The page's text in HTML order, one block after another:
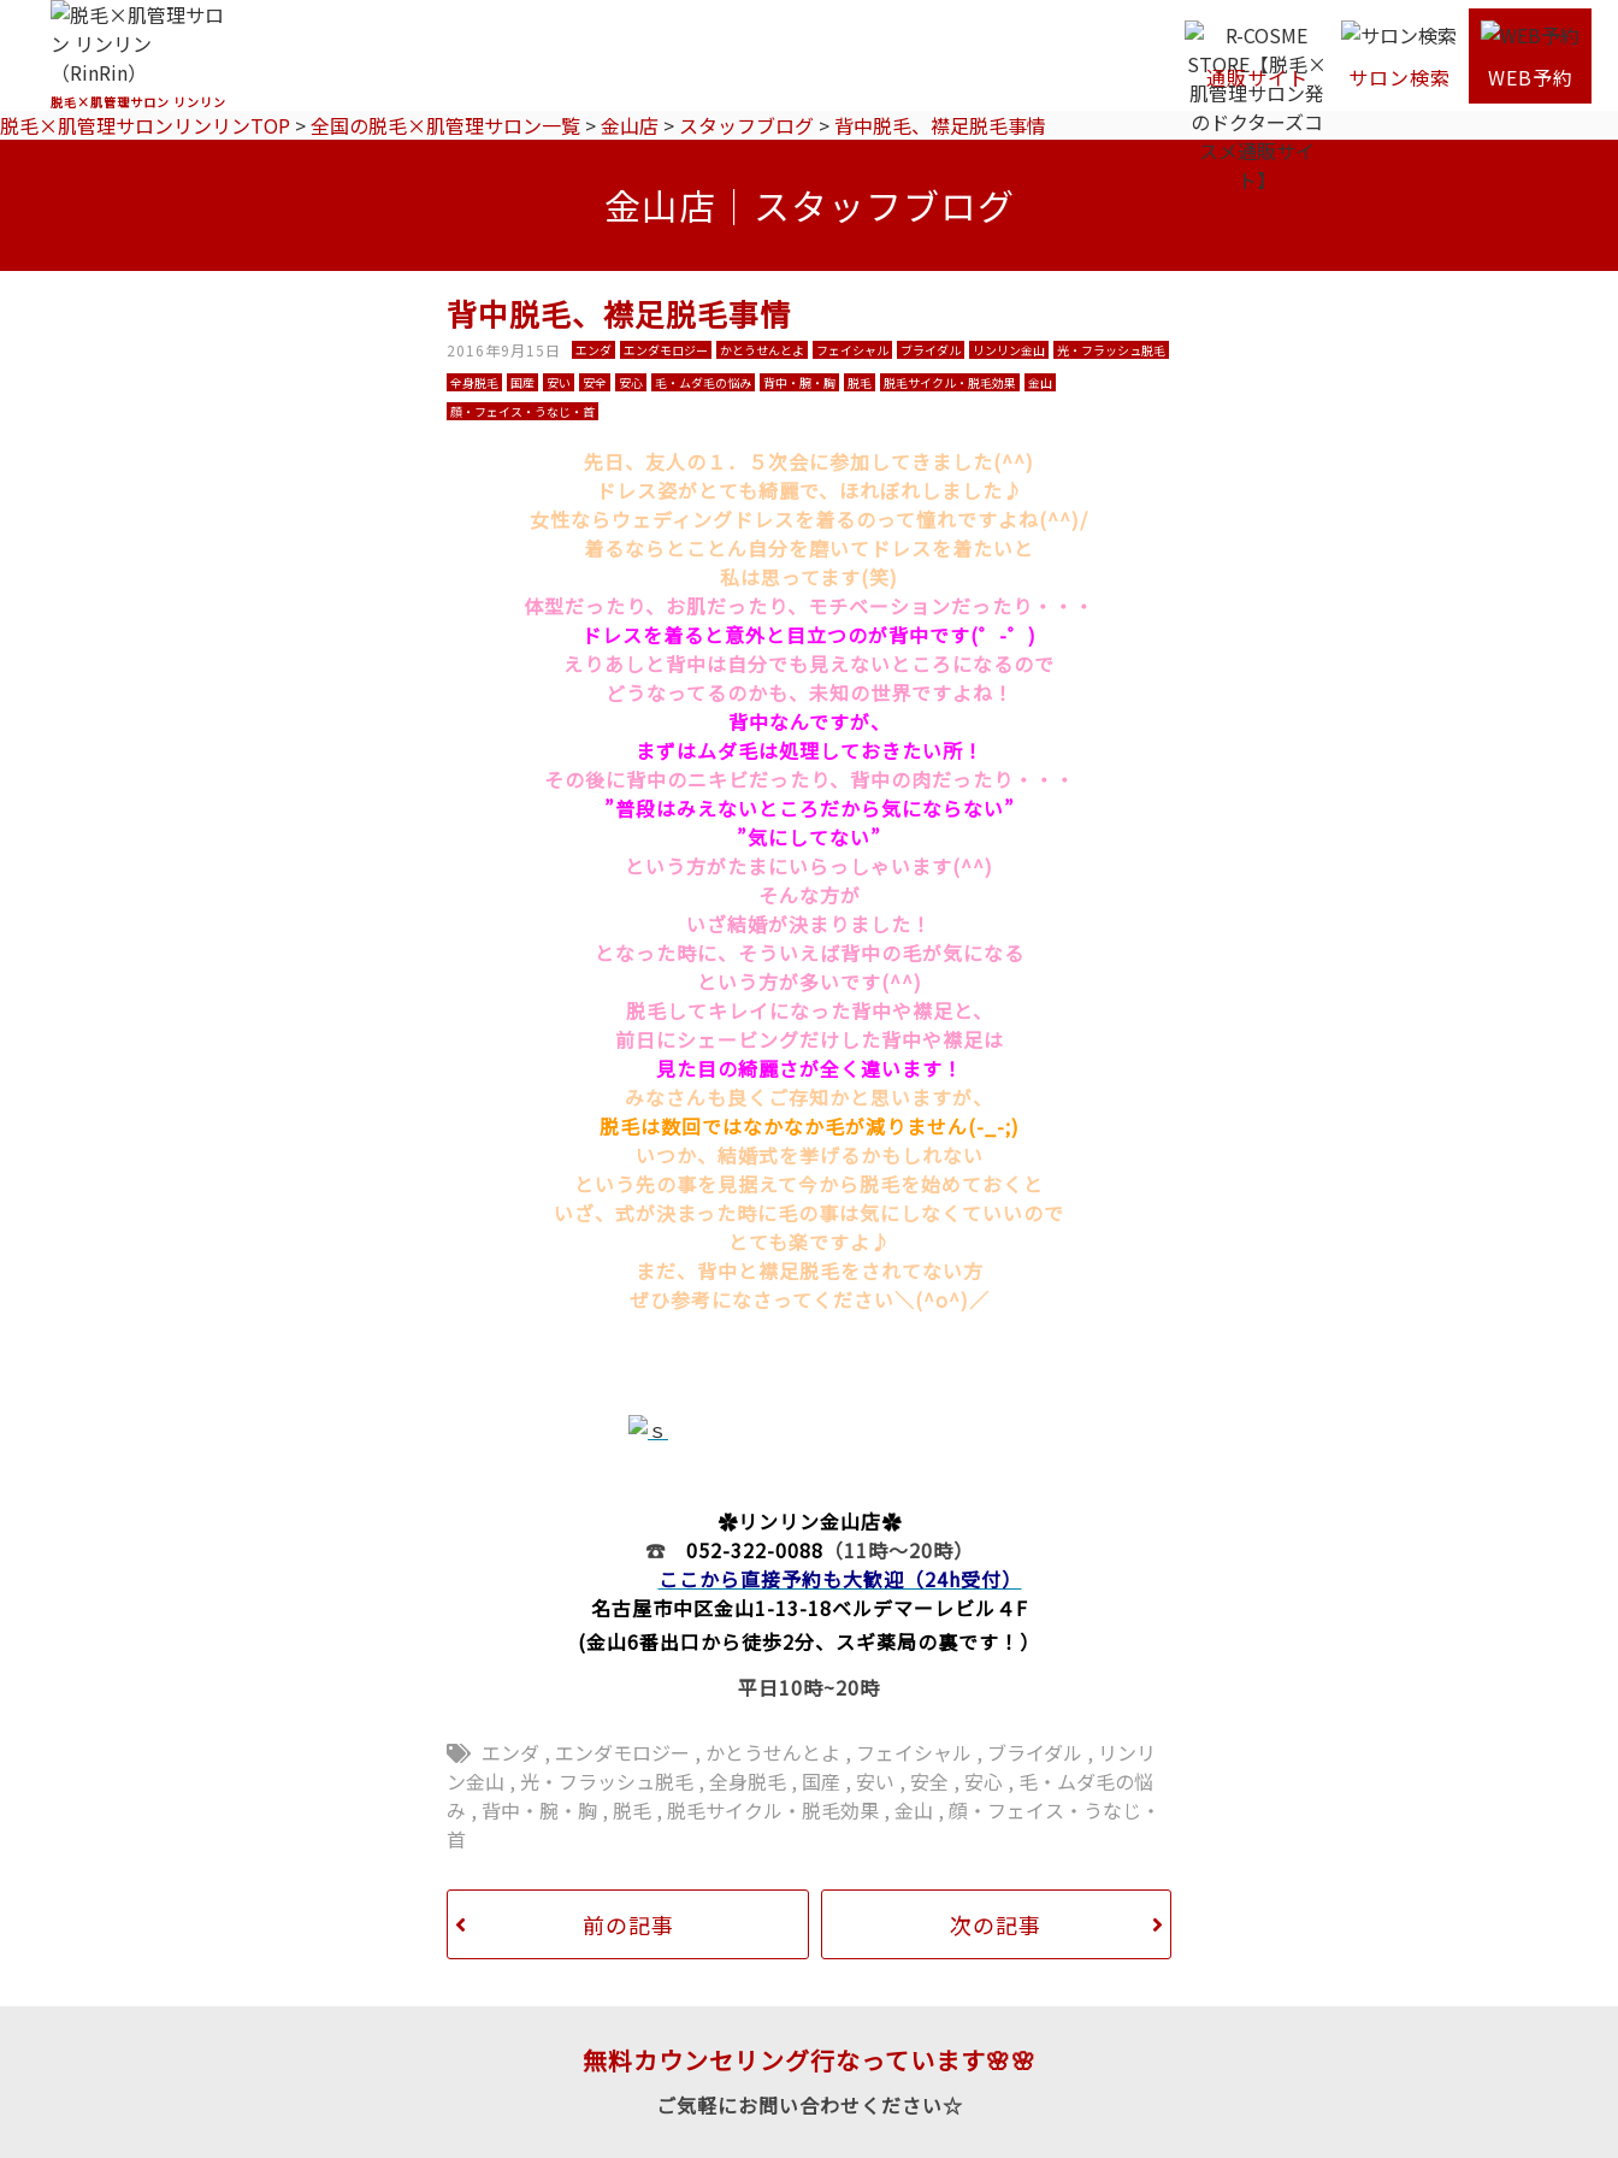
脱毛×肌管理サロン リンリン
通販サイト サロン検索
WEB予約
脱毛×肌管理サロンリンリンTOP >全国の脱毛×肌管理サロン一覧 >金山店 > スタッフブログ > 背中脱毛、襟足脱毛事情
金山店｜スタッフブログ
背中脱毛、襟足脱毛事情
2016年9月15日 エンダ エンダモロジー かとうせんとよ フェイシャル ブライダル リンリン金山
光・フラッシュ脱毛
全身脱毛
国産 安い 安全 安心 毛・ムダ毛の悩み 背中・腕・胸 脱毛 脱毛サイクル・脱毛効果
金山
顔・フェイス・うなじ・首
先日、友人の１．５次会に参加してきました(^^)
ドレス姿がとても綺麗で、ほれぼれしました♪
女性ならウェディングドレスを着るのって憧れですよね(^^)/
着るならとことん自分を磨いてドレスを着たいと
私は思ってます(笑)
体型だったり、お肌だったり、モチベーションだったり・・・
ドレスを着ると意外と目立つのが背中です(゜-゜)
えりあしと背中は自分でも見えないところになるので
どうなってるのかも、未知の世界ですよね！
背中なんですが、
まずはムダ毛は処理しておきたい所！
その後に背中のニキビだったり、背中の肉だったり・・・
”普段はみえないところだから気にならない”
”気にしてない”
という方がたまにいらっしゃいます(^^)
そんな方が
いざ結婚が決まりました！
となった時に、そういえば背中の毛が気になる
という方が多いです(^^)
脱毛してキレイになった背中や襟足と、
前日にシェービングだけした背中や襟足は
見た目の綺麗さが全く違います！
みなさんも良くご存知かと思いますが、
脱毛は数回ではなかなか毛が減りません(-_-;)
いつか、結婚式を挙げるかもしれない
という先の事を見据えて今から脱毛を始めておくと
いざ、式が決まった時に毛の事は気にしなくていいので
とても楽ですよ♪
まだ、背中と襟足脱毛をされてない方
ぜひ参考になさってください＼(^o^)／
✿リンリン金山店✿
☎ 052-322-0088 （11時～20時）
ここから直接予約も大歓迎（24h受付）
名古屋市中区金山1-13-18ベルデマーレビル４F
(金山6番出口から徒歩2分、スギ薬局の裏です！）
平日10時~20時
エンダ , エンダモロジー , かとうせんとよ , フェイシャル , ブライダル , リンリ
ン金山 , 光・フラッシュ脱毛 ,全身脱毛 , 国産 , 安い , 安全 , 安心 , 毛・ムダ毛の悩
み , 背中・腕・胸 , 脱毛 , 脱毛サイクル・脱毛効果 ,金山 ,顔・フェイス・うなじ・
首
前の記事 次の記事
無料カウンセリング行なっています🌸🌸
ご気軽にお問い合わせください☆